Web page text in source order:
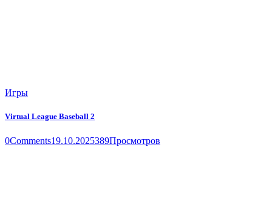
Игры
Virtual League Baseball 2
0Comments19.10.2025389Просмотров